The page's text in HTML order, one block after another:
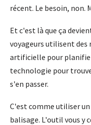
récent. Le besoin, non.
Et c'est là que ça
voyageurs utilisent
artificielle pour
technologie pour
s'en passer.
C'est comme utiliser
balisage. L'outil vous y